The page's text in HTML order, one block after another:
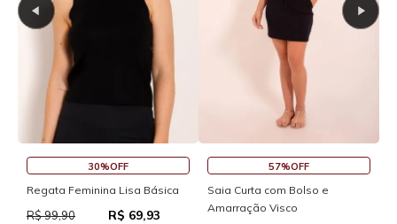
30%OFF
Regata Feminina Lisa Básica
R$ 99,90 R$ 69,93
57%OFF
Saia Curta com Bolso e
Amarração Visco